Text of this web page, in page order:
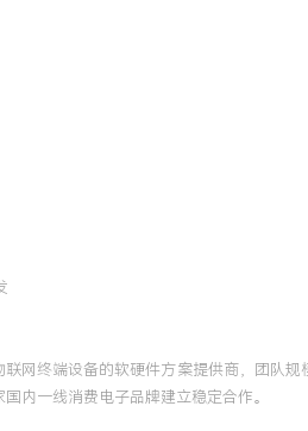
安全技术及Cortex-A系列处理
家居网关项目，通过调整CPU缓存策
同时主导完成了平台从Cortex-A7到
。
联网终端设备的软硬件方案提供商，团队
内一线消费电子品牌建立稳定合作。